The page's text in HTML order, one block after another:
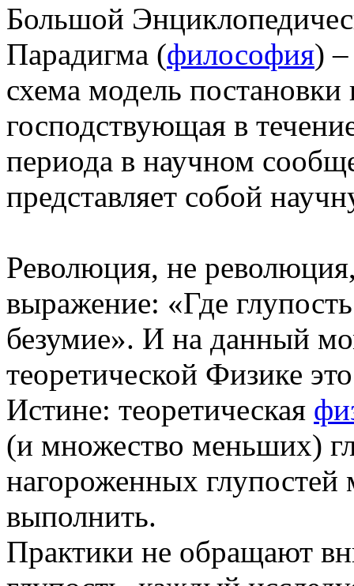
Большой
Парадигма (философия) –
схема модель
господствующая в
периода в научном
представляет собой
Революция, не
выражение: «Где
безумие». И на данный
теоретической Физике
Истине: теоретическая
(и множество
нагороженных
выполнить.
Практики не обращают